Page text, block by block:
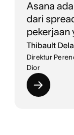
Asana
dari
pekerjaan
Thibault
Direktur
Dior